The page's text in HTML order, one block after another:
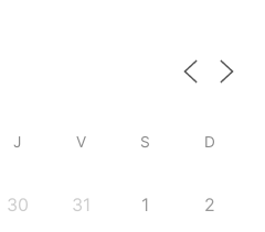
J V S D
30 31 1 2